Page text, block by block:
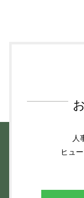
人
ヒュ